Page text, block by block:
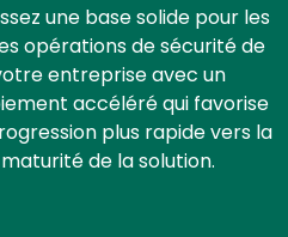
une base solide pour les
opérations de sécurité de
entreprise avec un
accéléré qui favorise
plus rapide vers la
maturité de la solution.